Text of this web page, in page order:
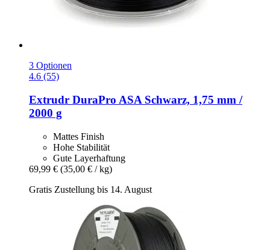
3 Optionen
4.6 (55)
Extrudr DuraPro ASA Schwarz, 1,75 mm /
2000 g
Mattes Finish
Hohe Stabilität
Gute Layerhaftung
69,99 € (35,00 € / kg)
Gratis Zustellung bis 14. August